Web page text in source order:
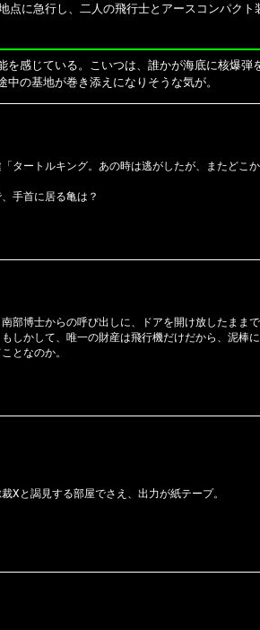
点に急行し、二人の飛行士とアースコンパクト
感じている。こいつは、誰かが海底に核爆弾
の基地が巻き添えになりそうな気が。
タートルキング。あの時は逃がしたが、またどこか
手首に居る亀は？
部博士からの呼び出しに、ドアを開け放したままで
しかして、唯一の財産は飛行機だけだから、 泥棒
となのか。
Xと謁見する部屋でさえ、出力が紙テープ。